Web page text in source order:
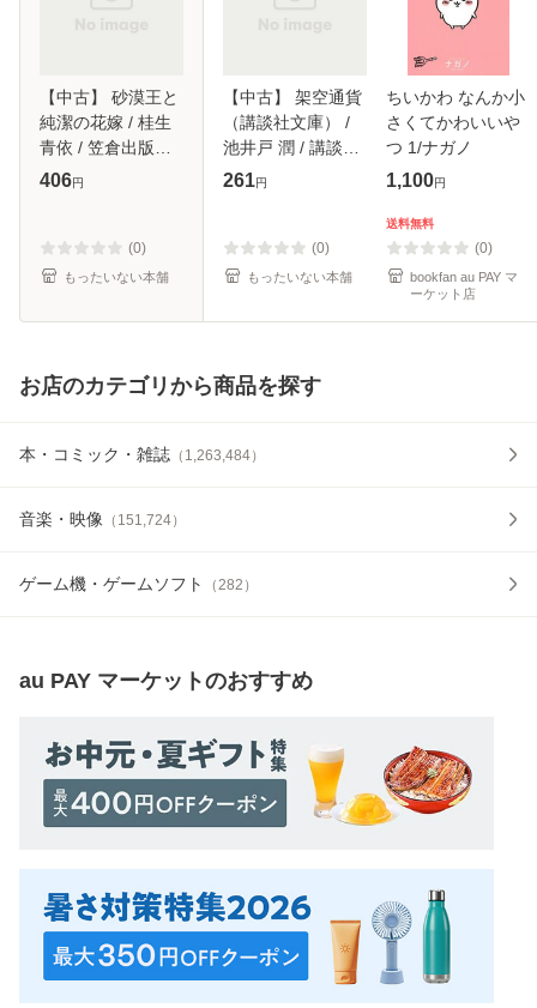
【中古】 砂漠王と
純潔の花嫁 / 桂生
青依 / 笠倉出版社
[単行本]【メール便
406円
(0)
もったいない本舗
【中古】 架空通貨
（講談社文庫） /
池井戸 潤 / 講談社
[文庫]【メール便送
261円
(0)
もったいない本舗
ちいかわ なんか小
さくてかわいいや
つ 1/ナガノ
1,100円
送料無料
(0)
bookfan au PAY マ
ーケット店
お店のカテゴリから商品を探す
本・コミック・雑誌 （ 1,263,484）
音楽・映像 （ 151,724）
ゲーム機・ゲームソフト （282 ）
au PAY マーケットのおすすめ